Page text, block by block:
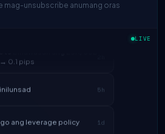
mag-unsubscribe anumang oras
LIVE